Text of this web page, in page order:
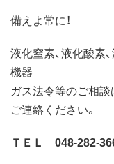
備えよ常に！
液化窒素、液化酸素
機器
ガス法令等のご相
ご連絡ください。
ＴＥＬ 048-282-